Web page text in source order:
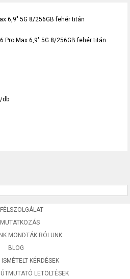
6,9" 5G 8/256GB fehér titán
Pro Max 6,9" 5G 8/256GB fehér titán
db
MONDTÁK RÓLUNK
BLOG
KÉRDÉSEK
LETÖLTÉSEK